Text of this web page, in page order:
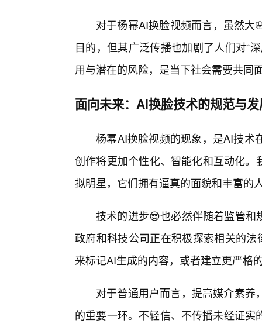
对于杨幂AI换脸视频而言，虽然大
目的，但其广泛传播也加剧了人们对“
用与潜在的风险，是当下社会需要共同
面向未来：AI换脸技术的规范与
杨幂AI换脸视频的现象，是AI技术
创作将更加个性化、智能化和互动化
拟明星，它们拥有逼真的面貌和丰富的
技术的进步😎也必然伴随着监管
政府和科技公司正在积极探索相关的
来标记AI生成的内容，或者建立更严格
对于普通用户而言，提高媒介素
的重要一环。不轻信、不传播未经证